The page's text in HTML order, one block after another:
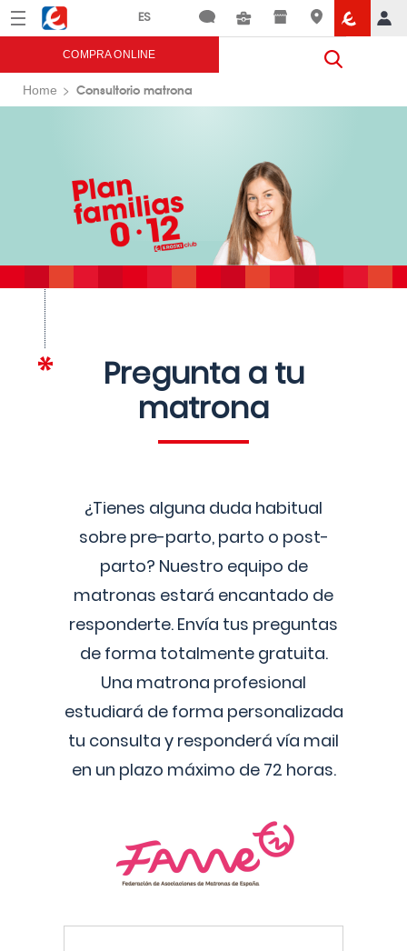
Menú Eroski
COMPRA ONLINE
Home Consultorio matrona
Pregunta a tu
matrona
¿Tienes alguna duda habitual
sobre pre-parto, parto o post-
parto? Nuestro equipo de
matronas estará encantado de
responderte. Envía tus preguntas
de forma totalmente gratuita.
Una matrona profesional
estudiará de forma personalizada
tu consulta y responderá vía mail
en un plazo máximo de 72 horas.